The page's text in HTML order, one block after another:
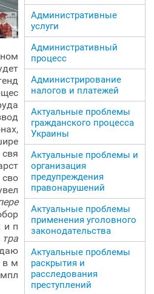
сво
и п
тра
в м
Административные
услуги
Административный
процесс
Администрирование
налогов и платежей
Актуальные проблемы
гражданского процесса
Украины
Актуальные проблемы и
организация
предупреждения
правонарушений
Актуальные проблемы
применения уголовного
законодательства
Актуальные проблемы
раскрытия и
расследования
преступлений